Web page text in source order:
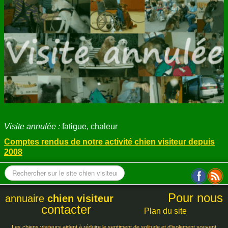
ANNUAIRE
CONTACT
Visite annulée : fatigue, chaleur
Comptes rendus de notre activité chien visiteur depuis
2008
annuaire chien visiteur
Pour nous
contacter
Plan du site